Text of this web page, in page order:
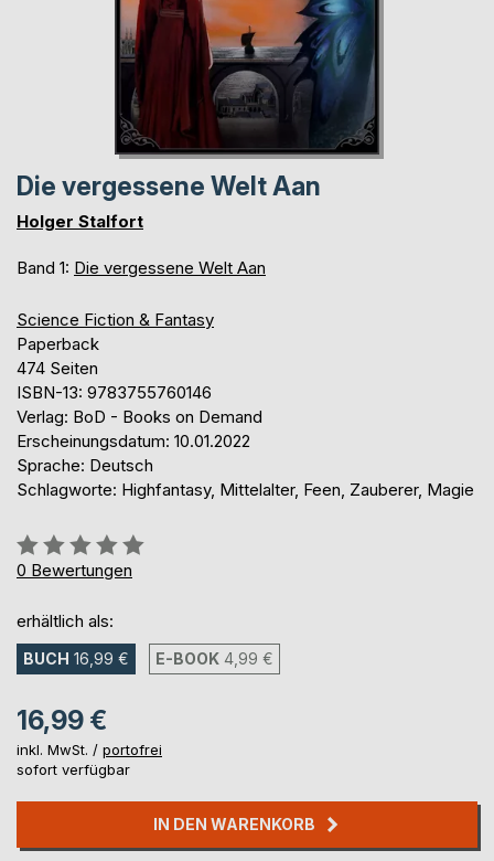
Die vergessene Welt Aan
Holger Stalfort
Band 1: Die vergessene Welt Aan
Science Fiction & Fantasy
Paperback
474 Seiten
ISBN-13: 9783755760146
Verlag: BoD - Books on Demand
Erscheinungsdatum: 10.01.2022
Sprache: Deutsch
Schlagworte: Highfantasy, Mittelalter, Feen, Zauberer, Magie
Bewertung::
0%
0 Bewertungen
erhältlich als:
BUCH 16,99 € E-BOOK 4,99 €
16,99 €
inkl. MwSt. / portofrei
sofort verfügbar
IN DEN WARENKORB